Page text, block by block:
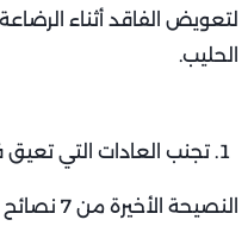
لتعويض الفاقد أثناء
الحليب.
تجنب العادات التي
النصيحة